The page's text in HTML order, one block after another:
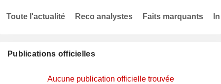
Publications officielles
Aucune publication officielle trouvée
Toute l'actualité Reco analystes Faits marquants